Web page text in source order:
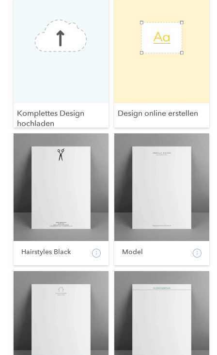
Komplettes Design
hochladen
Design online erstellen
Hairstyles Black Model